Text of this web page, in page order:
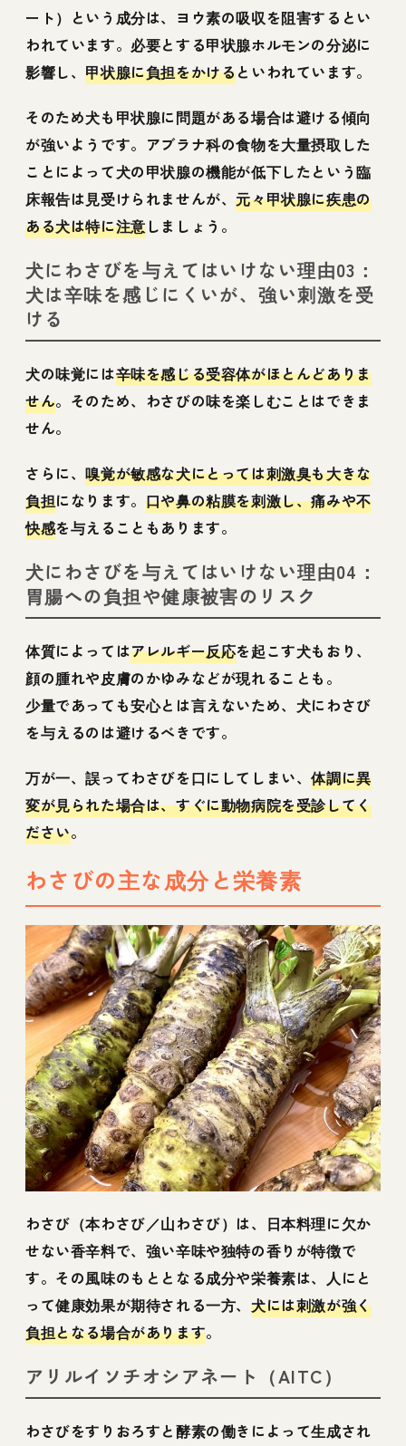
ート）という成分は、ヨウ素の吸収を阻害するとい
われています。必要とする甲状腺ホルモンの分泌に
影響し、甲状腺に負担をかけるといわれています。
そのため犬も甲状腺に問題がある場合は避ける傾向
が強いようです。アブラナ科の食物を大量摂取した
ことによって犬の甲状腺の機能が低下したという臨
床報告は見受けられませんが、元々甲状腺に疾患の
ある犬は特に注意しましょう。
犬にわさびを与えてはいけない理由03：
犬は辛味を感じにくいが、強い刺激を受
ける
犬の味覚には辛味を感じる受容体がほとんどありま
せん。そのため、わさびの味を楽しむことはできま
せん。
さらに、嗅覚が敏感な犬にとっては刺激臭も大きな
負担になります。 口や鼻の粘膜を刺激し、痛みや不
快感を与えることもあります。
犬にわさびを与えてはいけない理由04：
胃腸への負担や健康被害のリスク
体質によってはアレルギー反応を起こす犬もおり、
顔の腫れや皮膚のかゆみなどが現れることも。
少量であっても安心とは言えないため、犬にわさび
を与えるのは避けるべきです。
万が一、誤ってわさびを口にしてしまい、体調に異
変が見られた場合は、すぐに動物病院を受診してく
ださい。
わさびの主な成分と栄養素
わさび（本わさび／山わさび）は、日本料理に欠か
せない香辛料で、強い辛味や独特の香りが特徴で
す。その風味のもととなる成分や栄養素は、人にと
って健康効果が期待される一方、犬には刺激が強く
負担となる場合があります。
アリルイソチオシアネート（AITC）
わさびをすりおろすと酵素の働きによって生成され